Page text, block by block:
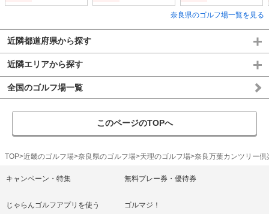
奈良県のゴルフ場一覧を見る
近隣都道府県から探す
近隣エリアから探す
全国のゴルフ場一覧
このページのTOPへ
TOP 近畿のゴルフ場 奈良県のゴルフ場 天理のゴルフ場 奈良万葉カンツリー
キャンペーン・特集 無料プレー券・優待券
じゃらんゴルフアプリを使う ゴルマジ！